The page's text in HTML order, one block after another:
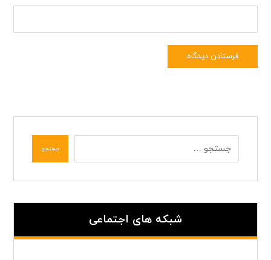
فرستادن دیدگاه
جستجو
شبکه های اجتماعی